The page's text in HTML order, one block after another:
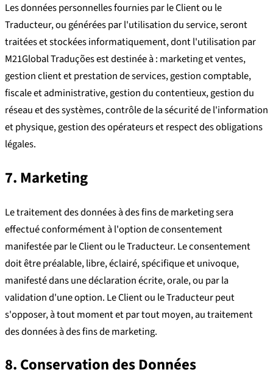
Les données personnelles fournies par le Client ou le
Traducteur, ou générées par l'utilisation du service, seront
traitées et stockées informatiquement, dont l'utilisation par
M21Global Traduções est destinée à : marketing et ventes,
gestion client et prestation de services, gestion comptable,
fiscale et administrative, gestion du contentieux, gestion du
réseau et des systèmes, contrôle de la sécurité de l'information
et physique, gestion des opérateurs et respect des obligations
légales.
7. Marketing
Le traitement des données à des fins de marketing sera
effectué conformément à l'option de consentement
manifestée par le Client ou le Traducteur. Le consentement
doit être préalable, libre, éclairé, spécifique et univoque,
manifesté dans une déclaration écrite, orale, ou par la
validation d'une option. Le Client ou le Traducteur peut
s'opposer, à tout moment et par tout moyen, au traitement
des données à des fins de marketing.
8. Conservation des Données